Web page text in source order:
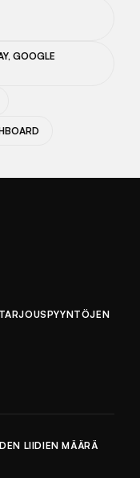
GOOGLE
LIIDIEN MÄÄRÄ